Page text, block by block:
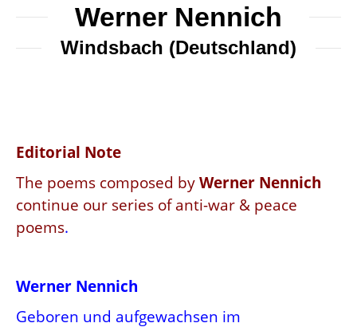
Werner Nennich
Windsbach (Deutschland)
Editorial Note
The poems composed by Werner Nennich
continue our series of anti-war & peace
poems.
Werner Nennich
Geboren und aufgewachsen im